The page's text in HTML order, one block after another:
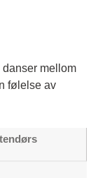
mellom
følelse av